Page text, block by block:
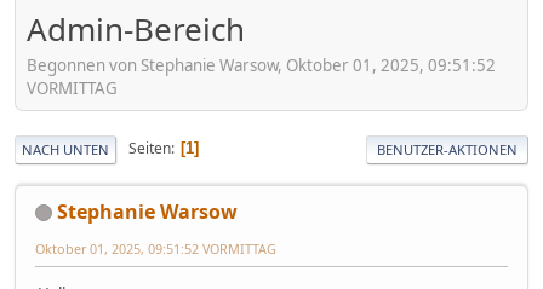
Admin-Bereich
Begonnen von Stephanie Warsow, Oktober 01, 2025, 09:51:52
VORMITTAG
NACH UNTEN Seiten 1 BENUTZER-AKTIONEN
Stephanie Warsow
Oktober 01, 2025, 09:51:52 VORMITTAG